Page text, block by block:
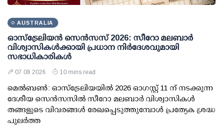
AUSTRALIA
ഓസ്ട്രേലിയൻ സെൻസസ് 2026: സീറോ മലബാർ
വിശ്വാസികൾക്കായി പ്രധാന നിർദേശവുമായി
സഭാധികാരികൾ
07 08 2026 10 mins read
മെൽബൺ: ഓസ്ട്രേലിയയിൽ 2026 ഓഗസ്റ്റ് 11 ന് നടക്കുന്ന
ദേശീയ സെൻസസിൽ സീറോ മലബാർ വിശ്വാസികൾ
തങ്ങളുടെ വിവരങ്ങൾ രേഖപ്പെടുത്തുമ്പോൾ പ്രത്യേക ശ്രദ്ധ
പുലർത്ത